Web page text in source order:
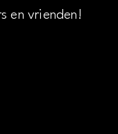
en vrienden!